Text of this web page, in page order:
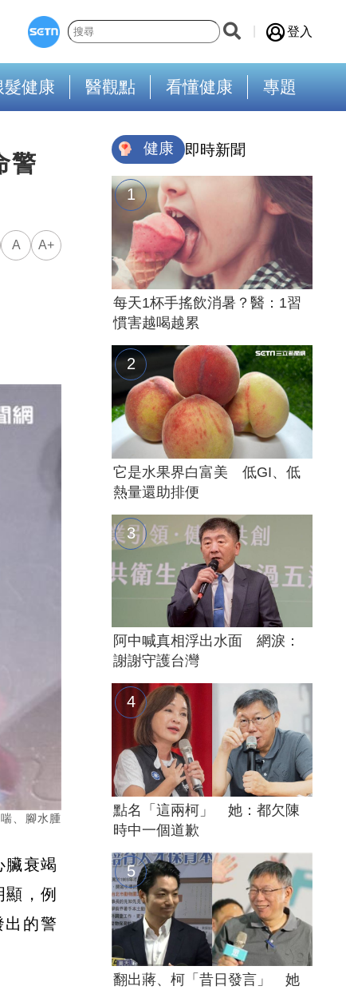
登入
髮健康 醫觀點 看懂健康 專題
警
A A+
、腳水腫
臟衰竭
，例
的警
健康 即時新聞
每天1杯手搖飲消暑？醫：1習
慣害越喝越累
它是水果界白富美 低GI、低
熱量還助排便
阿中喊真相浮出水面 網淚：
謝謝守護台灣
點名「這兩柯」 她：都欠陳
時中一個道歉
翻出蔣、柯「昔日發言」 她